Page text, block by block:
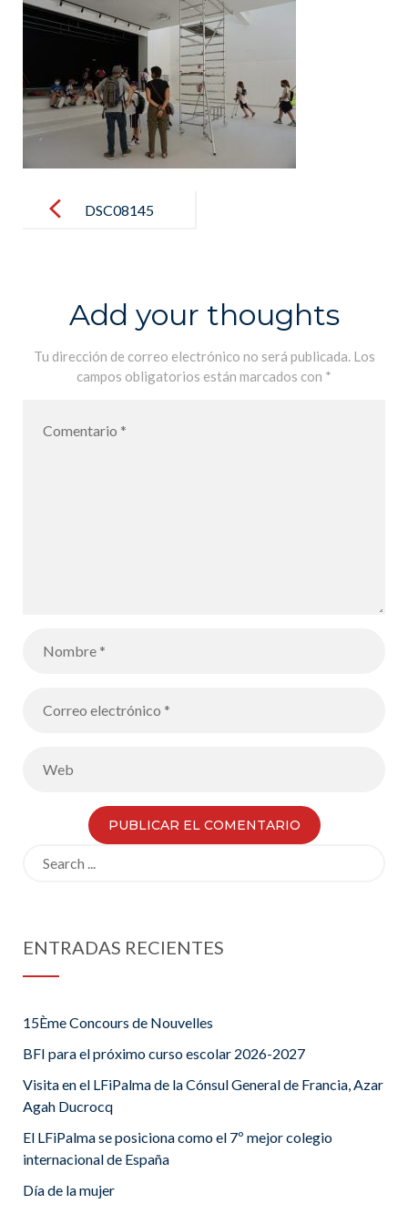
navigationDSC08145
Add your thoughts
Tu dirección de correo electrónico no será publicada. Los
campos obligatorios están marcados con *
ENTRADAS RECIENTES
15Ème Concours de Nouvelles
BFI para el próximo curso escolar 2026-2027
Visita en el LFiPalma de la Cónsul General de Francia, Azar
Agah Ducrocq
El LFiPalma se posiciona como el 7º mejor colegio
internacional de España
Día de la mujer